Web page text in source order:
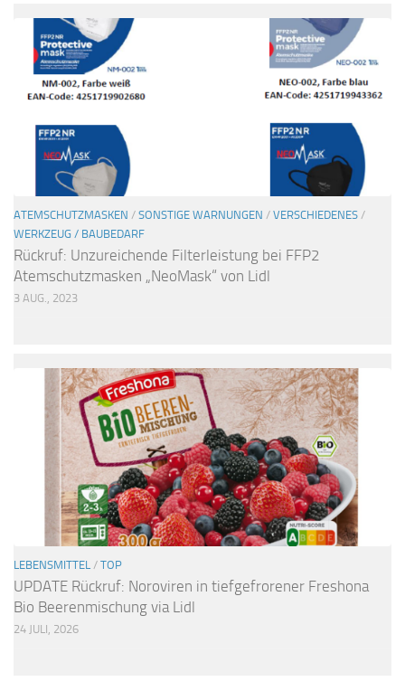
ATEMSCHUTZMASKEN / SONSTIGE WARNUNGEN / VERSCHIEDENES /
WERKZEUG / BAUBEDARF
Rückruf: Unzureichende Filterleistung bei FFP2
Atemschutzmasken „NeoMask“ von Lidl
3 AUG., 2023
LEBENSMITTEL / TOP
UPDATE Rückruf: Noroviren in tiefgefrorener Freshona
Bio Beerenmischung via Lidl
24 JULI, 2026